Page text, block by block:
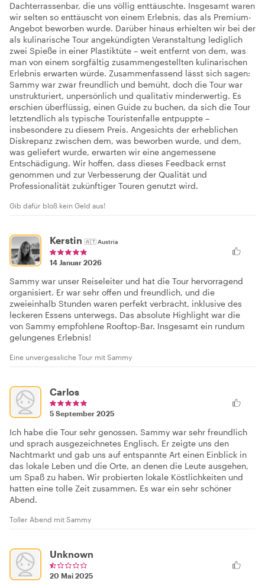
Dachterrassenbar, die uns völlig enttäuschte. Insgesamt waren
wir selten so enttäuscht von einem Erlebnis, das als Premium-
Angebot beworben wurde. Darüber hinaus erhielten wir bei der
als kulinarische Tour angekündigten Veranstaltung lediglich
zwei Spieße in einer Plastiktüte – weit entfernt von dem, was
man von einem sorgfältig zusammengestellten kulinarischen
Erlebnis erwarten würde. Zusammenfassend lässt sich sagen:
Sammy war zwar freundlich und bemüht, doch die Tour war
unstrukturiert, unpersönlich und qualitativ minderwertig. Es
erschien überflüssig, einen Guide zu buchen, da sich die Tour
letztendlich als typische Touristenfalle entpuppte –
insbesondere zu diesem Preis. Angesichts der erheblichen
Diskrepanz zwischen dem, was beworben wurde, und dem,
was geliefert wurde, erwarten wir eine angemessene
Entschädigung. Wir hoffen, dass dieses Feedback ernst
genommen und zur Verbesserung der Qualität und
Professionalität zukünftiger Touren genutzt wird.
Gib dafür bloß kein Geld aus!
Kerstin 🇦🇹Austria
14 Januar 2026
Sammy war unser Reiseleiter und hat die Tour hervorragend
organisiert. Er war sehr offen und freundlich, und die
zweieinhalb Stunden waren perfekt verbracht, inklusive des
leckeren Essens unterwegs. Das absolute Highlight war die
von Sammy empfohlene Rooftop-Bar. Insgesamt ein rundum
gelungenes Erlebnis!
Eine unvergessliche Tour mit Sammy
Carlos
5 September 2025
Ich habe die Tour sehr genossen. Sammy war sehr freundlich
und sprach ausgezeichnetes Englisch. Er zeigte uns den
Nachtmarkt und gab uns auf entspannte Art einen Einblick in
das lokale Leben und die Orte, an denen die Leute ausgehen,
um Spaß zu haben. Wir probierten lokale Köstlichkeiten und
hatten eine tolle Zeit zusammen. Es war ein sehr schöner
Abend.
Toller Abend mit Sammy
Unknown
20 Mai 2025